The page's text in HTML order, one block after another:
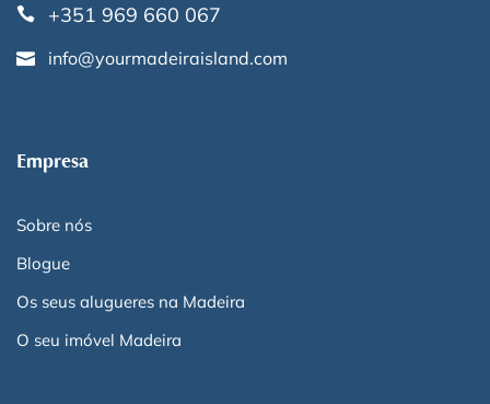
+351 969 660 067
info@yourmadeiraisland.com
Empresa
Sobre nós
Blogue
Os seus alugueres na Madeira
O seu imóvel Madeira